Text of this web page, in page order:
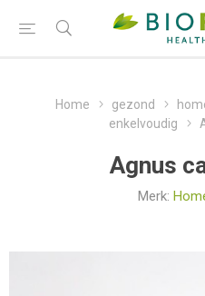
Home gezond
enkelvoudig
Agnus
Merk: